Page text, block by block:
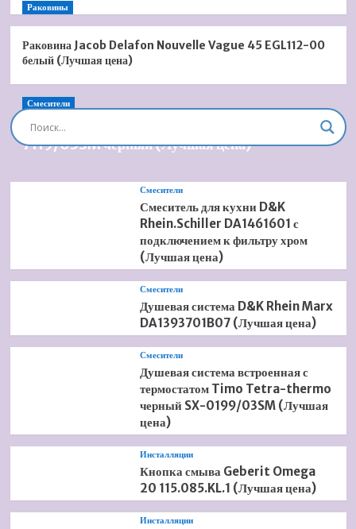
Раковины
Раковина Jacob Delafon Nouvelle Vague 45 EGL112-00
белый (Лучшая цена)
Смесители
Душевая система встроенная Timo Briana SX-
7119/03SM черный (Лучшая цена)
Смесители
Смеситель для кухни D&K
Rhein.Schiller DA1461601 с
подключением к фильтру хром
(Лучшая цена)
Смесители
Душевая система D&K Rhein Marx
DA1393701B07 (Лучшая цена)
Смесители
Душевая система встроенная с
термостатом Timo Tetra-thermo
черный SX-0199/03SM (Лучшая
цена)
Инсталляции
Кнопка смыва Geberit Omega
20 115.085.KL.1 (Лучшая цена)
Инсталляции